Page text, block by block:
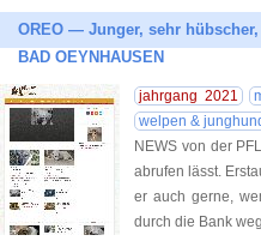
OREO — Junger, sehr
BAD OEYNHAUSEN
jahrgang 2021
welpen &
NEWS von der
abrufen lässt.
er auch gerne,
durch die Bank